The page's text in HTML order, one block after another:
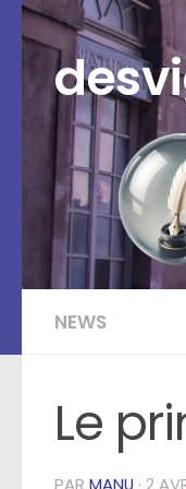
Skip to content
NEWS
Le
PAR MANU · 2